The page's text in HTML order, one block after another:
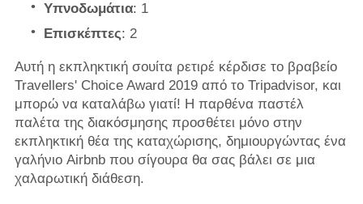
Υπνοδωμάτια: 1
Επισκέπτες: 2
Αυτή η εκπληκτική σουίτα ρετιρέ κέρδισε το βραβείο
Travellers' Choice Award 2019 από το Tripadvisor, και
μπορώ να καταλάβω γιατί! Η παρθένα παστέλ
παλέτα της διακόσμησης προσθέτει μόνο στην
εκπληκτική θέα της καταχώρισης, δημιουργώντας ένα
γαλήνιο Airbnb που σίγουρα θα σας βάλει σε μια
χαλαρωτική διάθεση.